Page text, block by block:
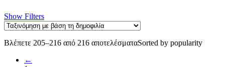
Show Filters
Βλέπετε 205–216 από 216 αποτελέσματαSorted by popularity
←